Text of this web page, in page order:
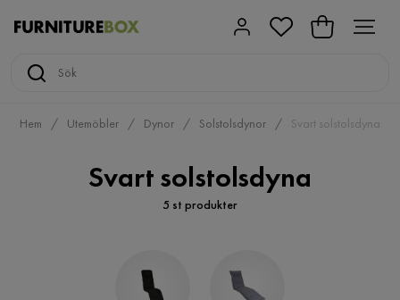
Hem Utemöbler Dynor Solstolsdynor Svart solstolsdyna
Svart solstolsdyna
5 st produkter